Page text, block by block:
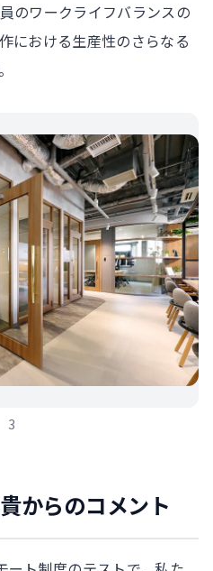
のワークライフバランスの
における生産性のさらなる
3
からのコメント